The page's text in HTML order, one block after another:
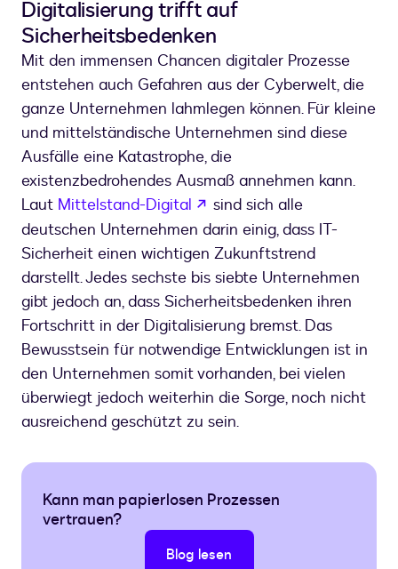
Digitalisierung trifft auf
Sicherheitsbedenken
Mit den immensen Chancen digitaler Prozesse
entstehen auch Gefahren aus der Cyberwelt, die
ganze Unternehmen lahmlegen können. Für kleine
und mittelständische Unternehmen sind diese
Ausfälle eine Katastrophe, die
existenzbedrohendes Ausmaß annehmen kann.
Laut Mittelstand-Digital wird in einem neuen Tab
sind sich alle
deutschen Unternehmen darin einig, dass IT-
Sicherheit einen wichtigen Zukunftstrend
darstellt. Jedes sechste bis siebte Unternehmen
gibt jedoch an, dass Sicherheitsbedenken ihren
Fortschritt in der Digitalisierung bremst. Das
Bewusstsein für notwendige Entwicklungen ist in
den Unternehmen somit vorhanden, bei vielen
überwiegt jedoch weiterhin die Sorge, noch nicht
ausreichend geschützt zu sein.
Kann man papierlosen Prozessen
vertrauen?
Blog lesen